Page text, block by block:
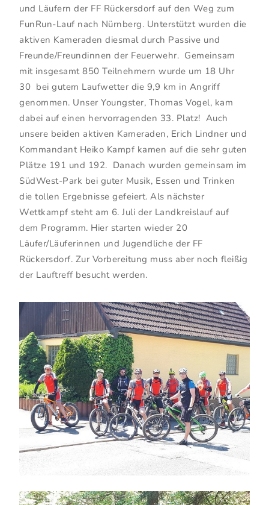
und Läufern der FF Rückersdorf auf den Weg zum
FunRun-Lauf nach Nürnberg. Unterstützt wurden die
aktiven Kameraden diesmal durch Passive und
Freunde/Freundinnen der Feuerwehr. Gemeinsam
mit insgesamt 850 Teilnehmern wurde um 18 Uhr
30 bei gutem Laufwetter die 9,9 km in Angriff
genommen. Unser Youngster, Thomas Vogel, kam
dabei auf einen hervorragenden 33. Platz! Auch
unsere beiden aktiven Kameraden, Erich Lindner und
Kommandant Heiko Kampf kamen auf die sehr guten
Plätze 191 und 192. Danach wurden gemeinsam im
SüdWest-Park bei guter Musik, Essen und Trinken
die tollen Ergebnisse gefeiert. Als nächster
Wettkampf steht am 6. Juli der Landkreislauf auf
dem Programm. Hier starten wieder 20
Läufer/Läuferinnen und Jugendliche der FF
Rückersdorf. Zur Vorbereitung muss aber noch fleißig
der Lauftreff besucht werden.